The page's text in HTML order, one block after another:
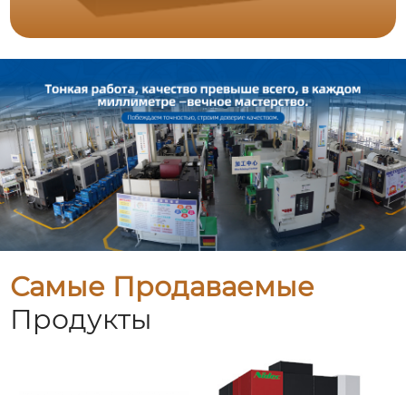
Самые Продаваемые
Продукты